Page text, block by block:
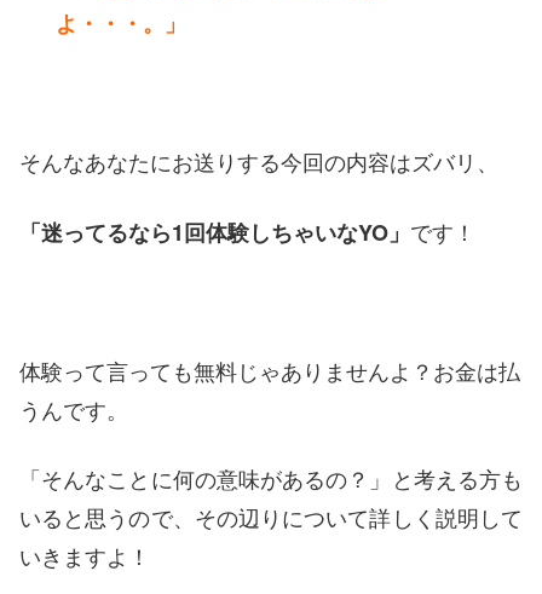
よ・・・。」
そんなあなたにお送りする今回の内容はズバリ、
「迷ってるなら1回体験しちゃいなYO」 です！
体験って言っても無料じゃありませんよ？お金は払
うんです。
「そんなことに何の意味があるの？」と考える方も
いると思うので、その辺りについて詳しく説明して
いきますよ！